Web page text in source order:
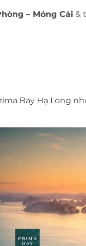
– Móng Cái &
Bay Hạ Long